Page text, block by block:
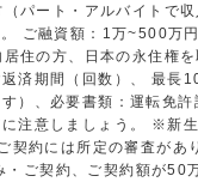
パート・アルバイトで
ご融資額：1万~500
住の方、日本の永住権
済期間（回数）、 最長
）、必要書類：運転免
注意しましょう。 ※新
約には所定の審査があ
契約、ご契約額が50